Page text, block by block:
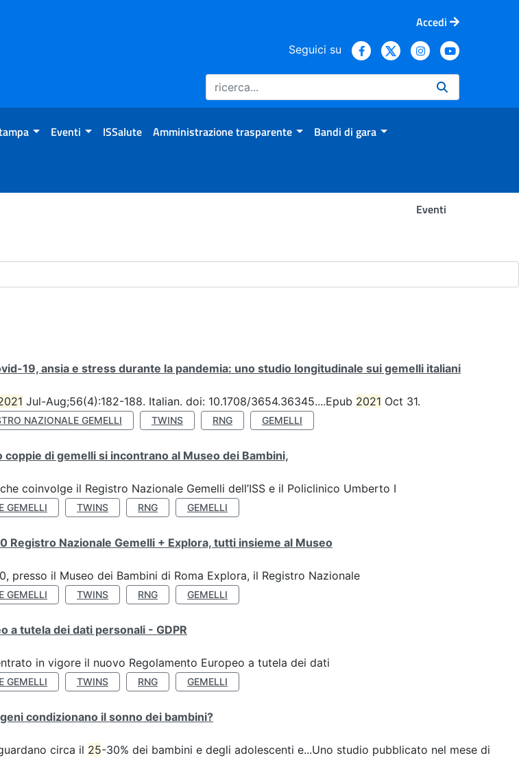
Accedi
Seguici su
Eventi ISSalute Amministrazione trasparente Bandi di gara
Eventi
19, ansia e stress durante la pandemia: uno studio longitudinale sui gemelli italiani
Jul-Aug;56(4):182-188. Italian. doi: 10.1708/3654.36345....Epub 2021 Oct 31.
NAZIONALE GEMELLI TWINS RNG GEMELLI
coppie di gemelli si incontrano al Museo dei Bambini,
coinvolge il Registro Nazionale Gemelli dell’ISS e il Policlinico Umberto I
GEMELLI TWINS RNG GEMELLI
Registro Nazionale Gemelli + Explora, tutti insieme al Museo
presso il Museo dei Bambini di Roma Explora, il Registro Nazionale
GEMELLI TWINS RNG GEMELLI
a tutela dei dati personali - GDPR
in vigore il nuovo Regolamento Europeo a tutela dei dati
GEMELLI TWINS RNG GEMELLI
geni condizionano il sonno dei bambini?
circa il 25-30% dei bambini e degli adolescenti e...Uno studio pubblicato nel mese di